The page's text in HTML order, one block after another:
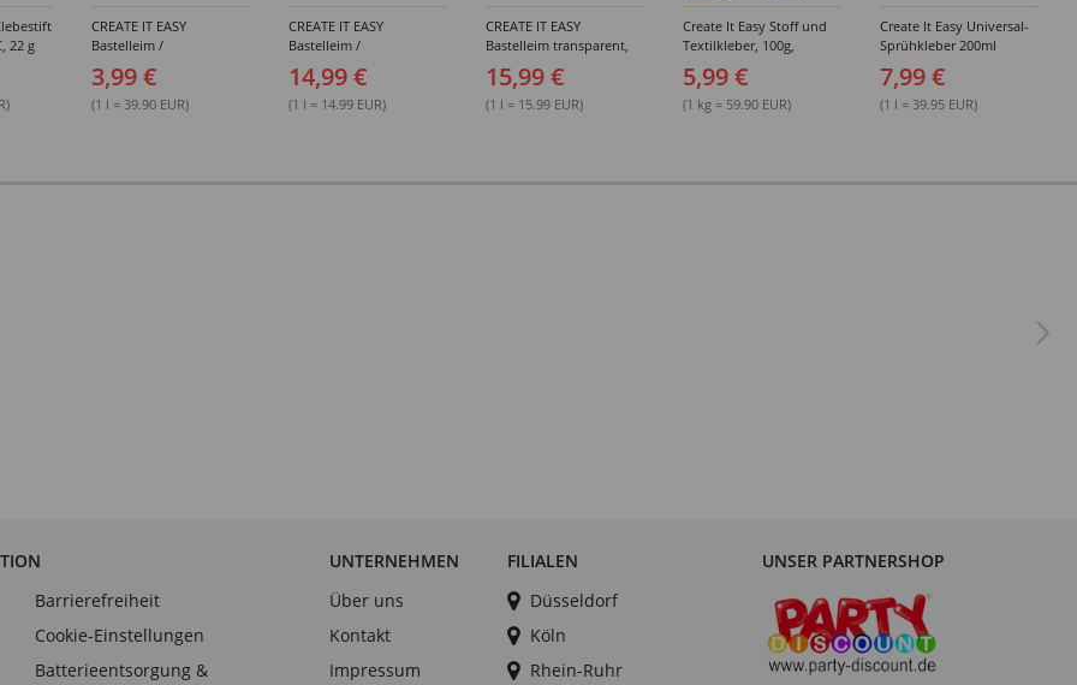
22 g
CREATE IT EASY
Bastelleim /
Buchbinderleim, 100 ml
3,99 €
(1 l = 39.90 EUR)
CREATE IT EASY
Bastelleim /
Buchbinderleim, 1000 ml
14,99 €
(1 l = 14.99 EUR)
CREATE IT EASY
Bastelleim transparent,
ohne Lösungsmittel,
1000 ml
15,99 €
(1 l = 15.99 EUR)
Create It Easy Stoff und
Textilkleber, 100g,
Kunststoffflasche mit
Maldüse
5,99 €
(1 kg = 59.90 EUR)
Create It Easy Universal-
Sprühkleber 200ml
(permanent)
7,99 €
(1 l = 39.95 EUR)
Barrierefreiheit
Cookie-Einstellungen
Batterieentsorgung &
UNTERNEHMEN
Über uns
Kontakt
Impressum
FILIALEN
Düsseldorf
Köln
Rhein-Ruhr
UNSER PARTNERSHOP